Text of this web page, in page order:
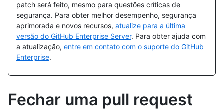
patch será feito, mesmo para questões críticas de
segurança. Para obter melhor desempenho, segurança
aprimorada e novos recursos, atualize para a última
versão do GitHub Enterprise Server. Para obter ajuda com
a atualização, entre em contato com o suporte do GitHub
Enterprise.
Fechar uma pull request